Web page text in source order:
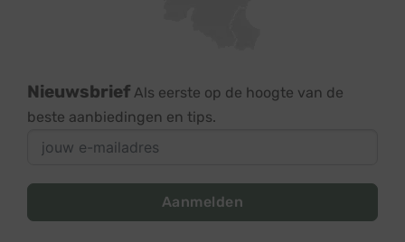
Nieuwsbrief Als eerste op de hoogte van de
beste aanbiedingen en tips.
Aanmelden